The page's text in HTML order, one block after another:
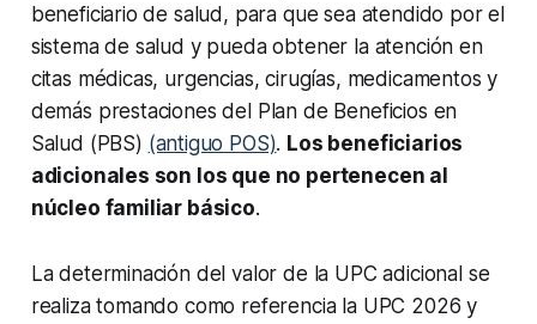
beneficiario de salud, para que sea atendido por el
sistema de salud y pueda obtener la atención en
citas médicas, urgencias, cirugías, medicamentos y
demás prestaciones del Plan de Beneficios en
Salud (PBS) (antiguo POS). Los beneficiarios
adicionales son los que no pertenecen al
núcleo familiar básico.
La determinación del valor de la UPC adicional se
realiza tomando como referencia la UPC 2026 y